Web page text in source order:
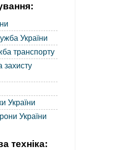
України
транспорту
захисту
України
України
техніка: